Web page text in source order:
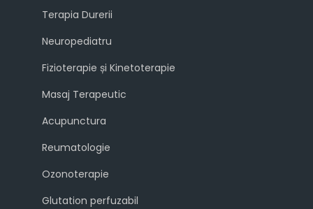
Terapia Durerii
Neuropediatru
Fizioterapie și Kinetoterapie
Masaj Terapeutic
Acupunctura
Reumatologie
Ozonoterapie
Glutation perfuzabil